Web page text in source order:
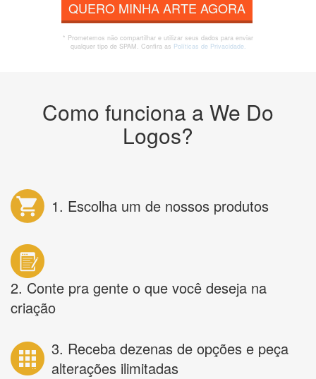
QUERO MINHA ARTE AGORA
* Prometemos não compartilhar e utilizar seus dados para enviar
qualquer tipo de SPAM. Confira as Políticas de Privacidade.
Como funciona a We Do
Logos?
1. Escolha um de nossos produtos
2. Conte pra gente o que você deseja na
criação
3. Receba dezenas de opções e peça
alterações ilimitadas